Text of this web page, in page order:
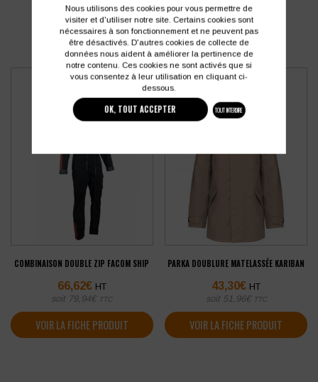
COMBINAISON DOUBLE ZIP FACOM SHIP
66,62€ HT
soit 79,94€ TTC
VOIR LA FICHE PRODUIT
PARKA DOUBLURE MATELASSÉE KARIBAN
43,30€ HT
soit 51,96€ TTC
VOIR LA FICHE PRODUIT
Nous utilisons des cookies pour vous permettre de
visiter et d'utiliser notre site. Certains cookies sont
nécessaires à son fonctionnement et ne peuvent pas
être désactivés. D'autres cookies de collecte de
données nous aident à améliorer la pertinence de
notre contenu. Ces cookies ne sont activés que si
vous consentez à leur utilisation en cliquant ci-
dessous.
OK, TOUT ACCEPTER TOUT INTERDIRE